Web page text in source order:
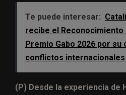
Te puede interesar:
recibe el Reconocimiento
Premio Gabo 2026 por su
conflictos internacionales
(P) Desde la experiencia de